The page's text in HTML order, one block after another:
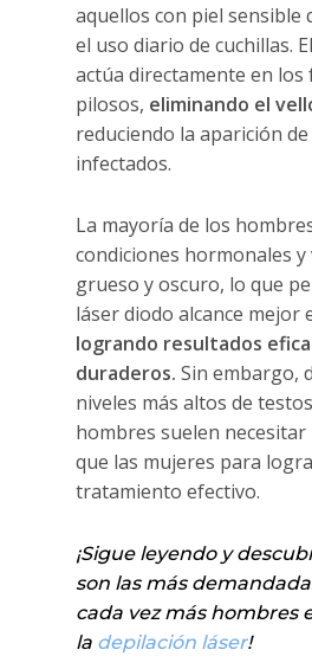
aquellos con piel sensible
el uso diario de cuchillas.
actúa directamente en los
pilosos, eliminando el
reduciendo la aparición
infectados.
La mayoría de los
condiciones hormonales y
grueso y oscuro, lo que
láser diodo alcance mejor
logrando resultados
duraderos. Sin embargo,
niveles más altos de
hombres suelen necesitar
que las mujeres para
tratamiento efectivo.
¡Sigue leyendo y
son las más
cada vez más hombres
la depilación láser!